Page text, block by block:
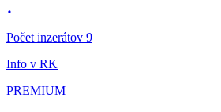
Počet inzerátov 9
Info v RK
PREMIUM